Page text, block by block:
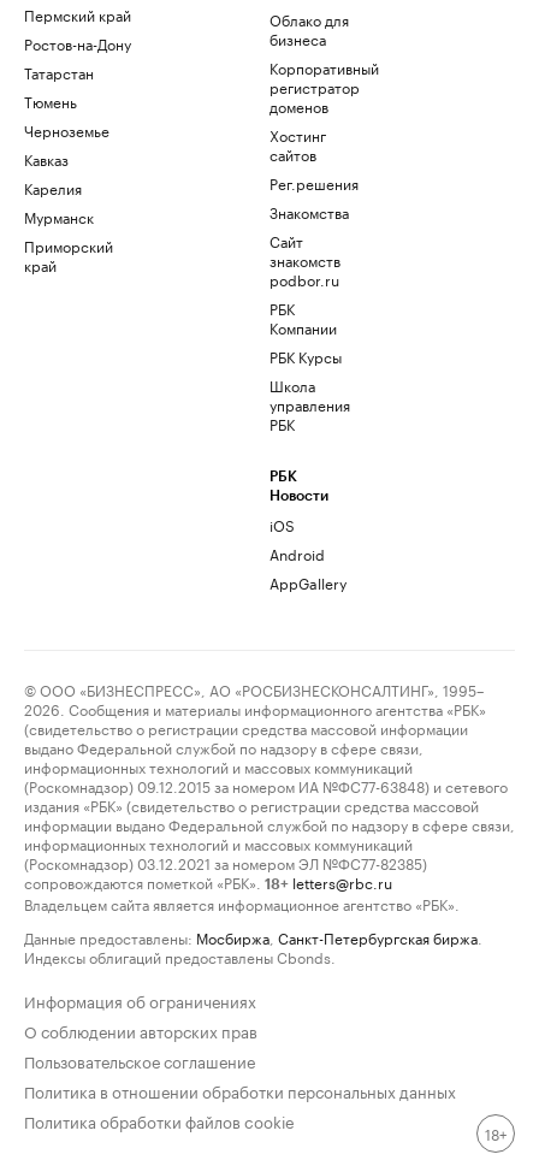
Пермский край
Ростов-на-Дону
Татарстан
Тюмень
Черноземье
Кавказ
Карелия
Мурманск
Приморский
край
Облако для
бизнеса
Корпоративный
регистратор
доменов
Хостинг
сайтов
Рег.решения
Знакомства
Сайт
знакомств
podbor.ru
РБК
Компании
РБК Курсы
Школа
управления
РБК
РБК
Новости
iOS
Android
AppGallery
© ООО «БИЗНЕСПРЕСС», АО «РОСБИЗНЕСКОНСАЛТИНГ», 1995–
2026. Сообщения и материалы информационного агентства «РБК»
(свидетельство о регистрации средства массовой информации
выдано Федеральной службой по надзору в сфере связи,
информационных технологий и массовых коммуникаций
(Роскомнадзор) 09.12.2015 за номером ИА №ФС77-63848) и сетевого
издания «РБК» (свидетельство о регистрации средства массовой
информации выдано Федеральной службой по надзору в сфере связи,
информационных технологий и массовых коммуникаций
(Роскомнадзор) 03.12.2021 за номером ЭЛ №ФС77-82385)
сопровождаются пометкой «РБК».
18+ letters@rbc.ru
Владельцем сайта является информационное агентство «РБК».
Данные предоставлены: Мосбиржа Санкт-Петербургская биржа
Индексы облигаций предоставлены Cbonds.
Информация об ограничениях
О соблюдении авторских прав
Пользовательское соглашение
Политика в отношении обработки персональных данных
Политика обработки файлов cookie
18+